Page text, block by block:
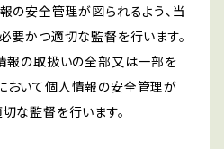
の安全管理が図られるよう、当
要かつ適切な監督を行います。
報の取扱いの全部又は一部を
おいて個人情報の安全管理が
な監督を行います。